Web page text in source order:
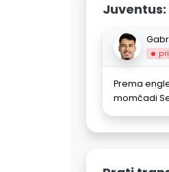
Prema
momčadi